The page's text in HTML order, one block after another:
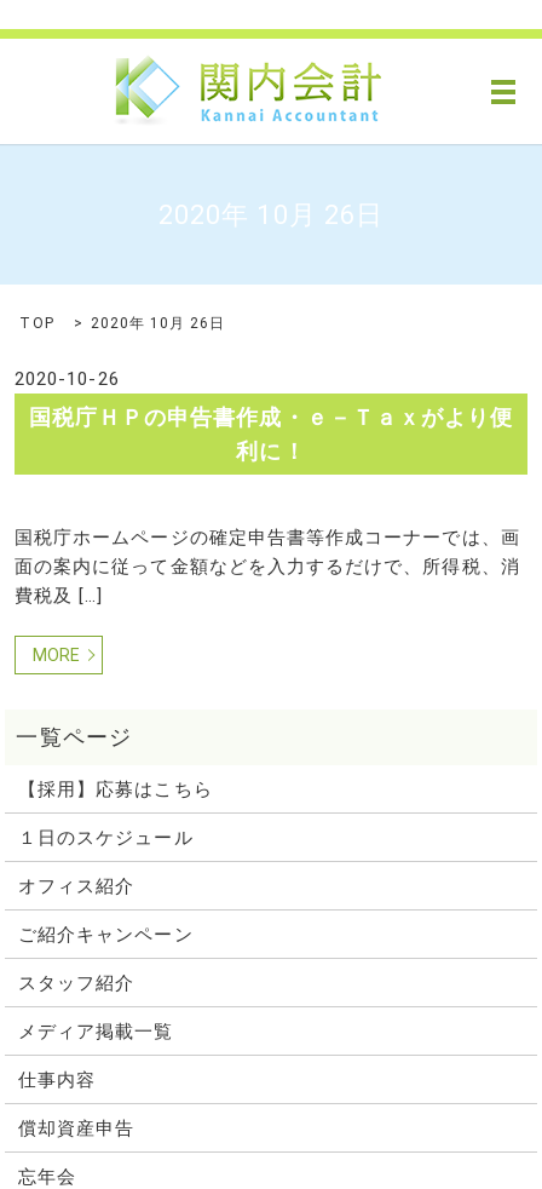
メ
2020年 10月 26日
TOP 2020年 10月 26日
2020-10-26
国税庁ＨＰの申告書作成・ｅ－Ｔａｘがより便
利に！
国税庁ホームページの確定申告書等作成コーナーでは、画
面の案内に従って金額などを入力するだけで、所得税、消
費税及 […]
MORE
【採用】応募はこちら
１日のスケジュール
オフィス紹介
ご紹介キャンペーン
スタッフ紹介
メディア掲載一覧
仕事内容
償却資産申告
忘年会